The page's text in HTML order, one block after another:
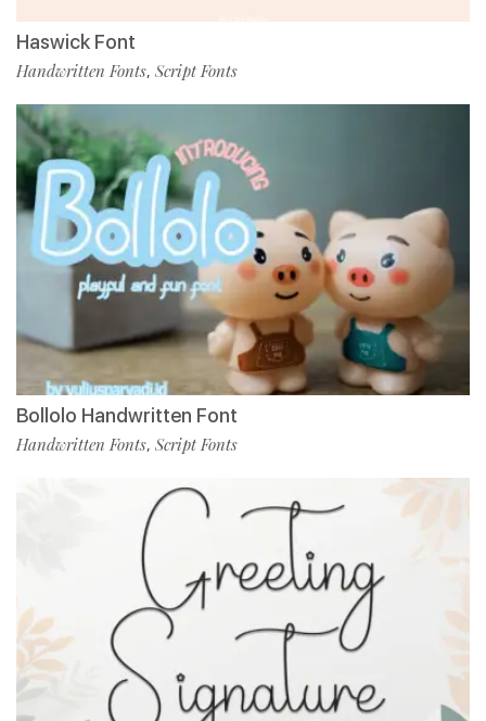
Haswick Font
Handwritten Fonts, Script Fonts
Bollolo Handwritten Font
Handwritten Fonts, Script Fonts